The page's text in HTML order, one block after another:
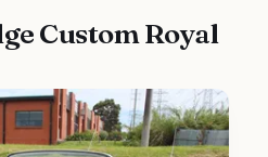
Custom Royal